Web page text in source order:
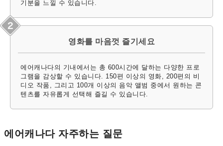
기분을 느낄 수 있습니다.
영화를 마음껏 즐기세요
에어캐나다의 기내에서는 총 600시간에 달하는 다양한 프로
그램을 감상할 수 있습니다. 150편 이상의 영화, 200편의 비
디오 작품, 그리고 100개 이상의 음악 앨범 중에서 원하는 콘
텐츠를 자유롭게 선택해 즐길 수 있습니다.
에어캐나다 자주하는 질문